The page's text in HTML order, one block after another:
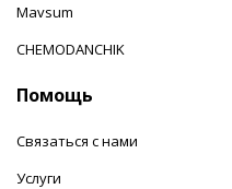
Mavsum
CHEMODANCHIK
Помощь
Связаться с нами
Услуги